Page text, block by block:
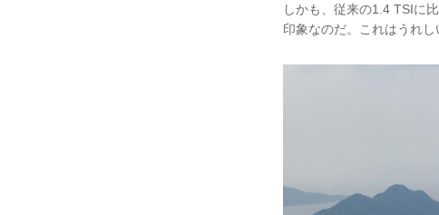
しかも、従来の1.4 TSIに
印象なのだ。これはうれし